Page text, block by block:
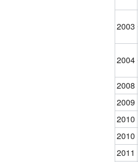
2003
2004
2008
2009
2010
2010
2011